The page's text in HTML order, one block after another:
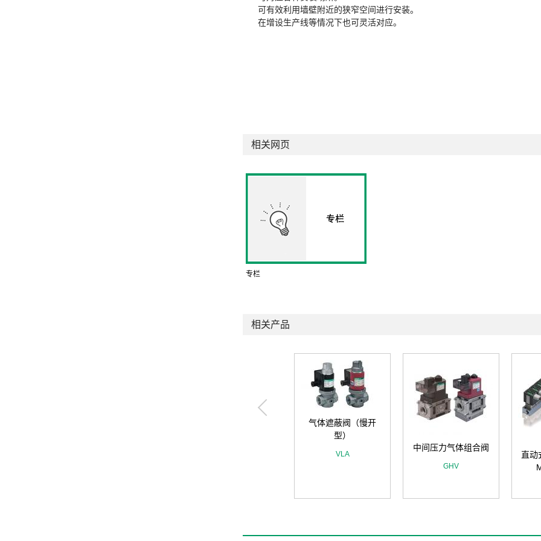
可有效利用墙壁附近的狭窄空间进行安装。
在增设生产线等情况下也可灵活对应。
相关网页
专栏
相关产品
气体遮蔽阀（慢开
型）
VLA
中间压力气体组合阀
GHV
直动